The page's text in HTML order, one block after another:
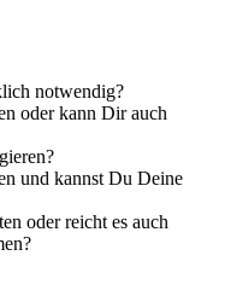
notwendig?
oder kann Dir auch
und kannst Du Deine
oder reicht es auch